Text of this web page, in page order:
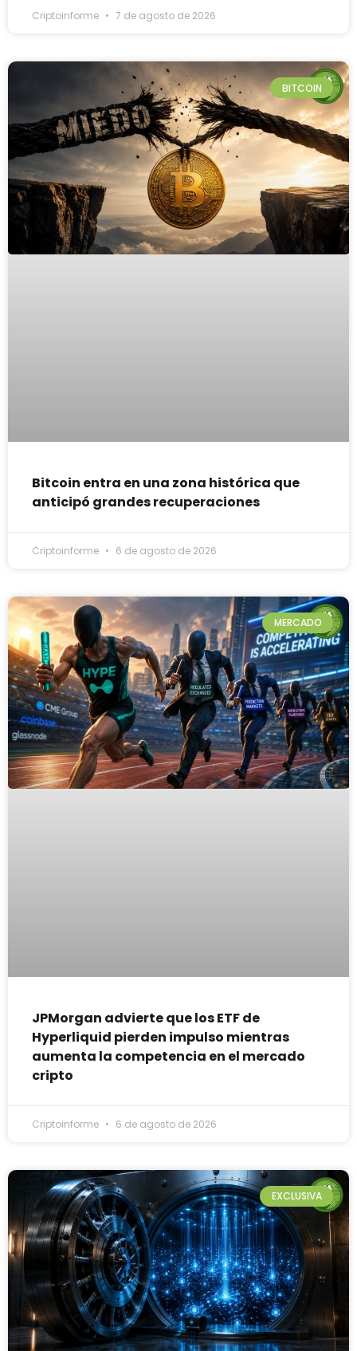
Criptoinforme 7 de agosto de 2026
BITCOIN
Bitcoin entra en una zona histórica que
anticipó grandes recuperaciones
Criptoinforme 6 de agosto de 2026
MERCADO
JPMorgan advierte que los ETF de
Hyperliquid pierden impulso mientras
aumenta la competencia en el mercado
cripto
Criptoinforme 6 de agosto de 2026
EXCLUSIVA